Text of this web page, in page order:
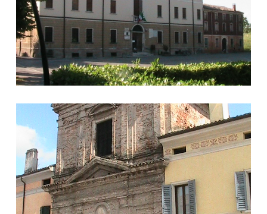
L'Oratorio di San Rocco